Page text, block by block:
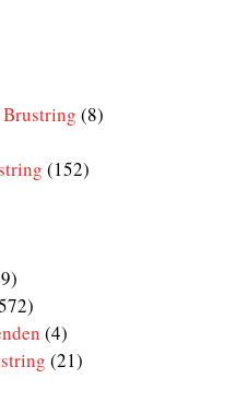
Brustring (8)
(152)
(4)
(21)